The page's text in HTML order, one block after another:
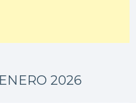
2026